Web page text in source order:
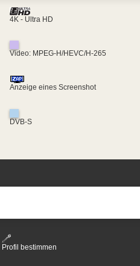
4K - Ultra HD
Video: MPEG-H/HEVC/H-265
Anzeige eines Screenshot
DVB-S
Profil bestimmen